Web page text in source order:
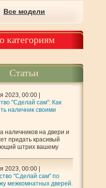
Все модели
категориям
Статьи
2023, 00:00 |
"Сделай сам": Как
наличник своими
наличников на двери и
придать красивый
штрих вашему
2023, 00:00 |
"Сделай сам" по
межкомнатных дверей.